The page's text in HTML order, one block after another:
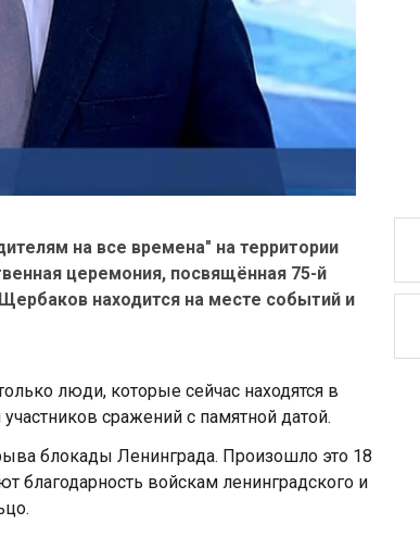
на все времена" на территории
церемония, посвящённая 75-й
находится на месте событий и
люди, которые сейчас находятся в
сражений с памятной датой.
блокады Ленинграда. Произошло это 18
благодарность войскам ленинградского и